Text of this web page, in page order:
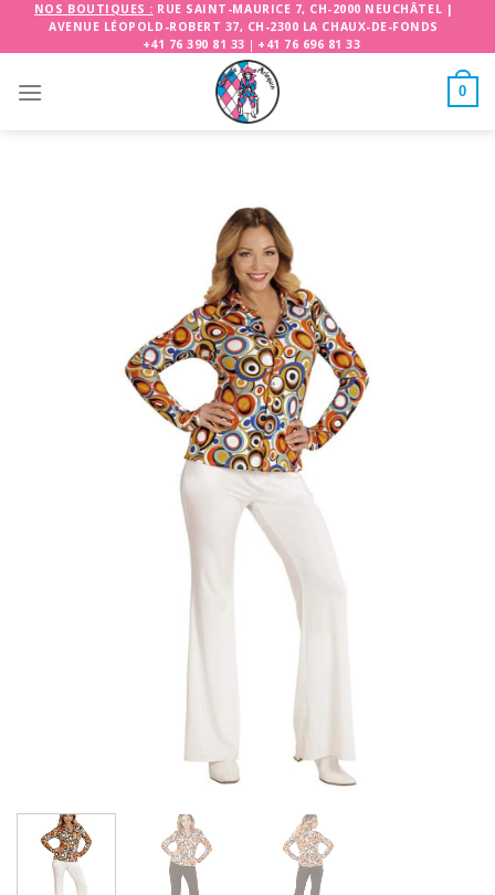
NOS BOUTIQUES : RUE SAINT-MAURICE 7, CH-2000 NEUCHÂTEL |
AVENUE LÉOPOLD-ROBERT 37, CH-2300 LA CHAUX-DE-FONDS
+41 76 390 81 33 | +41 76 696 81 33
0